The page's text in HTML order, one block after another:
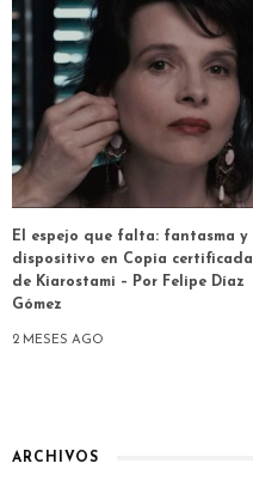
El espejo que falta: fantasma y
dispositivo en Copia certificada
de Kiarostami – Por Felipe Díaz
Gómez
2 MESES AGO
ARCHIVOS